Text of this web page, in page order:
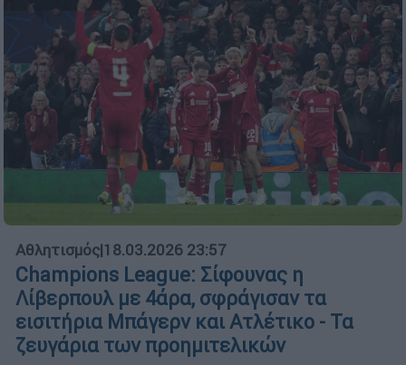
Αθλητισμός|18.03.2026 23:57
Champions League: Σίφουνας η
Λίβερπουλ με 4άρα, σφράγισαν τα
εισιτήρια Μπάγερν και Ατλέτικο - Τα
ζευγάρια των προημιτελικών